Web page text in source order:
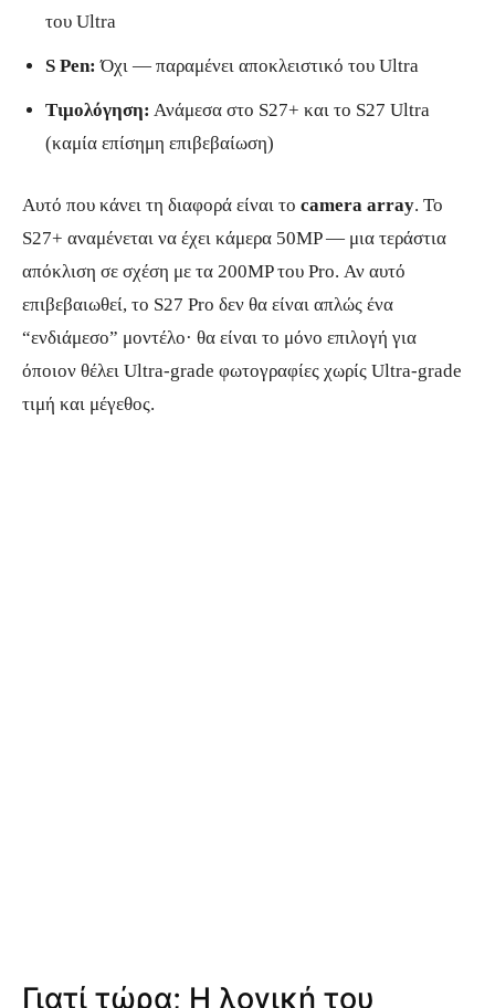
του Ultra
S Pen: Όχι — παραμένει αποκλειστικό του Ultra
Τιμολόγηση: Ανάμεσα στο S27+ και το S27 Ultra
(καμία επίσημη επιβεβαίωση)
Αυτό που κάνει τη διαφορά είναι το camera array. Το
S27+ αναμένεται να έχει κάμερα 50MP — μια τεράστια
απόκλιση σε σχέση με τα 200MP του Pro. Αν αυτό
επιβεβαιωθεί, το S27 Pro δεν θα είναι απλώς ένα
“ενδιάμεσο” μοντέλο· θα είναι το μόνο επιλογή για
όποιον θέλει Ultra-grade φωτογραφίες χωρίς Ultra-grade
τιμή και μέγεθος.
Γιατί τώρα; Η λογική του